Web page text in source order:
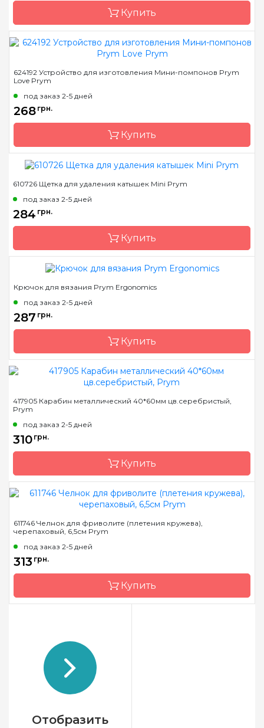
Купить
Страна-производитель
624192 Устройство для изготовления Мини-помпонов Prym
Love Prym
под заказ 2-5 дней
268 грн.
Купить
Бренд
Страна-производитель
610726 Щетка для удаления катышек Mini Prym
под заказ 2-5 дней
284 грн.
Купить
Бренд
Страна-производитель
Крючок для вязания Prym Ergonomics
под заказ 2-5 дней
287 грн.
Купить
Страна-производитель
Материал
Тип крючка
417905 Карабин металлический 40*60мм цв.серебристый,
Prym
под заказ 2-5 дней
310 грн.
Купить
Страна-производитель
611746 Челнок для фриволите (плетения кружева),
черепаховый, 6,5см Prym
под заказ 2-5 дней
313 грн.
Купить
Страна-производитель
Отобразить